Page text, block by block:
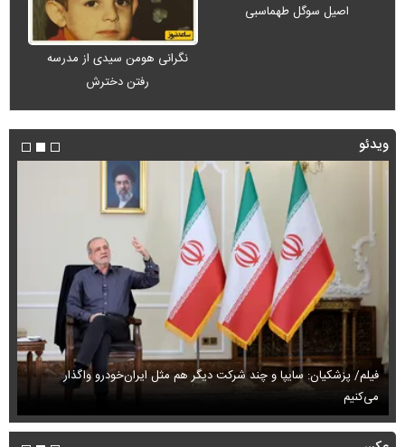
اصیل سوگل طهماسبی
نگرانی هومن سیدی از مدرسه
رفتن دخترش
ویدئو
فیلم/ پزشکیان: سایپا و چند شرکت دیگر هم مثل ایران‌خودرو واگذار
می‌کنیم